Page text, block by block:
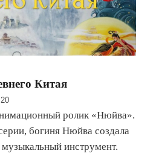
Китая
ролик «Нюйва».
богиня Нюйва создала
инструмент.